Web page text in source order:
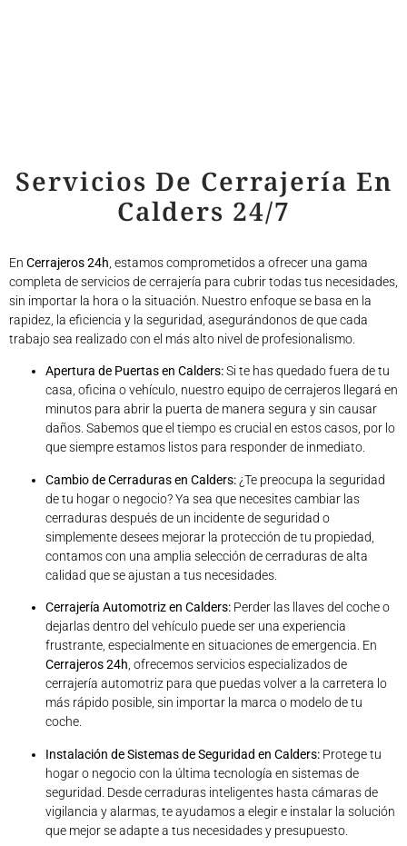
Servicios De Cerrajería En
Calders 24/7
En Cerrajeros 24h , estamos comprometidos a ofrecer una gama
completa de servicios de cerrajería para cubrir todas tus necesidades,
sin importar la hora o la situación. Nuestro enfoque se basa en la
rapidez, la eficiencia y la seguridad, asegurándonos de que cada
trabajo sea realizado con el más alto nivel de profesionalismo.
Apertura de Puertas en Calders:Si te has quedado fuera de tu
casa, oficina o vehículo, nuestro equipo de cerrajeros llegará en
minutos para abrir la puerta de manera segura y sin causar
daños. Sabemos que el tiempo es crucial en estos casos, por lo
que siempre estamos listos para responder de inmediato.
Cambio de Cerraduras en Calders: ¿Te preocupa la seguridad
de tu hogar o negocio? Ya sea que necesites cambiar las
cerraduras después de un incidente de seguridad o
simplemente desees mejorar la protección de tu propiedad,
contamos con una amplia selección de cerraduras de alta
calidad que se ajustan a tus necesidades.
Cerrajería Automotriz en Calders: Perder las llaves del coche o
dejarlas dentro del vehículo puede ser una experiencia
frustrante, especialmente en situaciones de emergencia. En
Cerrajeros 24h , ofrecemos servicios especializados de
cerrajería automotriz para que puedas volver a la carretera lo
más rápido posible, sin importar la marca o modelo de tu
coche.
Instalación de Sistemas de Seguridad en Calders: Protege tu
hogar o negocio con la última tecnología en sistemas de
seguridad. Desde cerraduras inteligentes hasta cámaras de
vigilancia y alarmas, te ayudamos a elegir e instalar la solución
que mejor se adapte a tus necesidades y presupuesto.